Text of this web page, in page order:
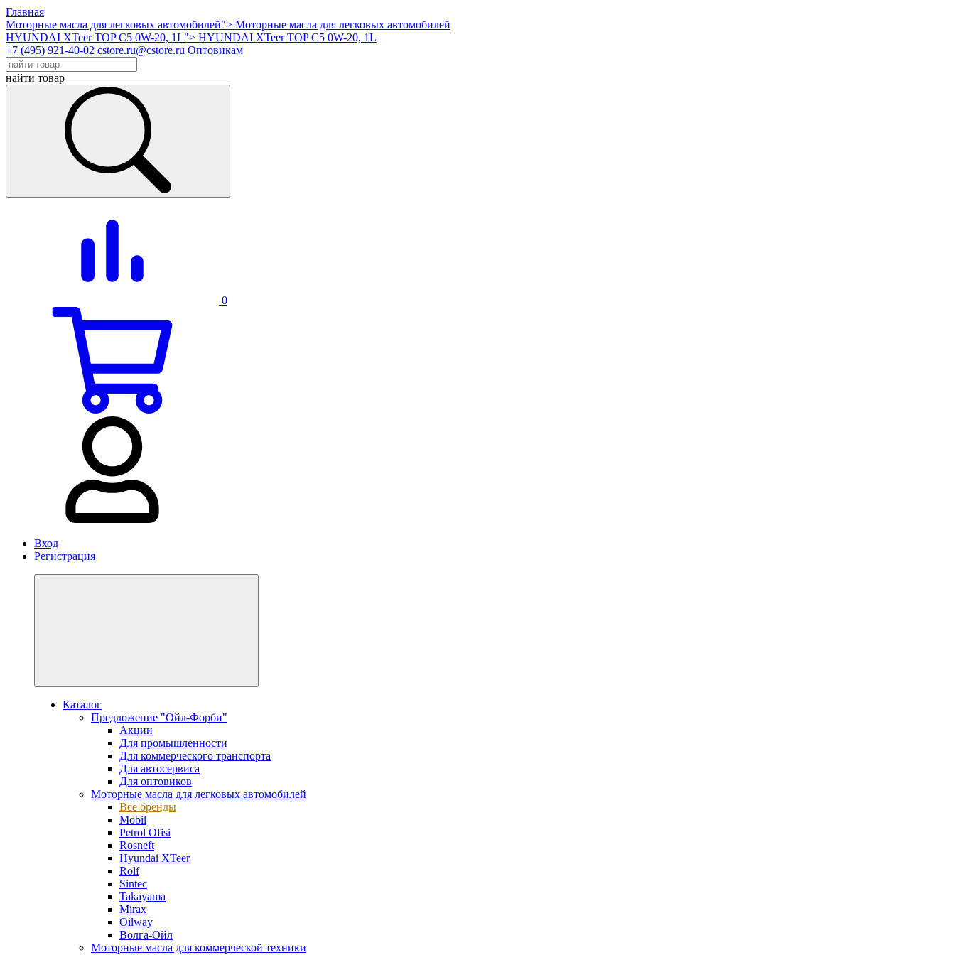
Главная
Моторные масла для легковых автомобилей"> Моторные масла для легковых автомобилей
HYUNDAI XTeer TOP C5 0W-20, 1L"> HYUNDAI XTeer TOP C5 0W-20, 1L
+7 (495) 921-40-02 cstore.ru@cstore.ru Оптовикам
найти товар
0
Вход
Регистрация
Каталог
Предложение "Ойл-Форби"
Акции
Для промышленности
Для коммерческого транспорта
Для автосервиса
Для оптовиков
Моторные масла для легковых автомобилей
Все бренды
Mobil
Petrol Ofisi
Rosneft
Hyundai XTeer
Rolf
Sintec
Takayama
Mirax
Oilway
Волга-Ойл
Моторные масла для коммерческой техники